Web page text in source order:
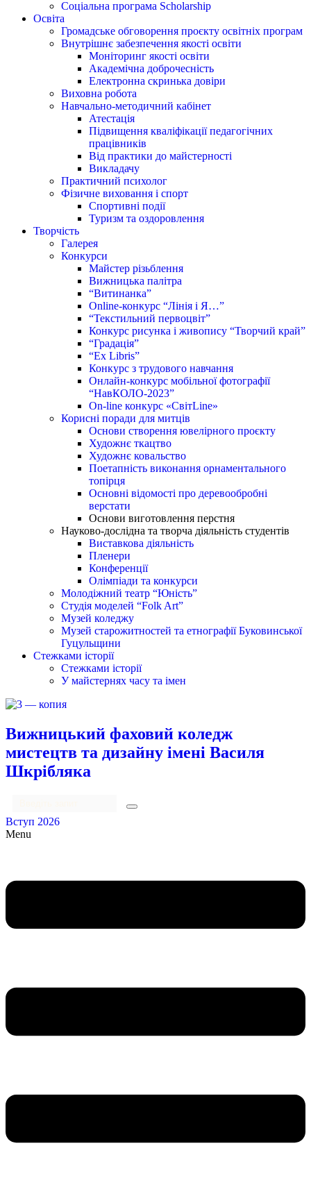
Соціальна програма Scholarship
Освіта
Громадське обговорення проєкту освітніх програм
Внутрішнє забезпечення якості освіти
Моніторинг якості освіти
Академічна доброчесність
Електронна скринька довіри
Виховна робота
Навчально-методичний кабінет
Атестація
Підвищення кваліфікації педагогічних
працівників
Від практики до майстерності
Викладачу
Практичний психолог
Фізичне виховання і спорт
Спортивні події
Туризм та оздоровлення
Творчість
Галерея
Конкурси
Майстер різьблення
Вижницька палітра
“Витинанка”
Online-конкурс “Лінія і Я…”
“Текстильний первоцвіт”
Конкурс рисунка і живопису “Творчий край”
“Градація”
“Ex Libris”
Конкурс з трудового навчання
Онлайн-конкурс мобільної фотографії
“НавКОЛО-2023”
On-line конкурс «СвітLine»
Корисні поради для митців
Основи створення ювелірного проєкту
Художнє ткацтво
Художнє ковальство
Поетапність виконання орнаментального
топірця
Основні відомості про деревообробні
верстати
Основи виготовлення перстня
Науково-дослідна та творча діяльність студентів
Виставкова діяльність
Пленери
Конференції
Олімпіади та конкурси
Молодіжний театр “Юність”
Студія моделей “Folk Art”
Музей коледжу
Музей старожитностей та етнографії Буковинської
Гуцульщини
Стежками історії
Стежками історії
У майстернях часу та імен
Вижницький фаховий коледж
мистецтв та дизайну імені Василя
Шкрібляка
Вступ 2026
Menu